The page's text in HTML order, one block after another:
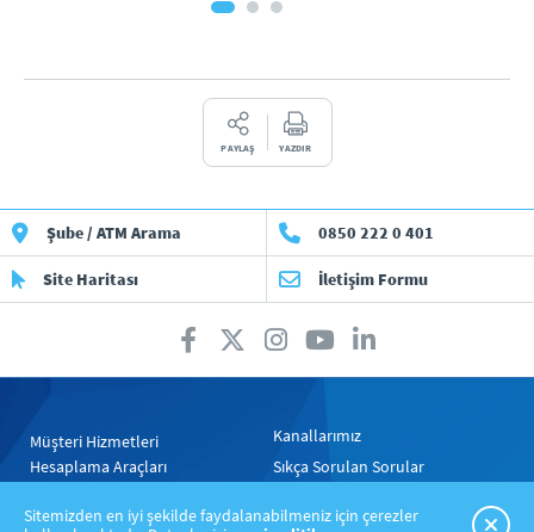
PAYLAŞ YAZDIR
Şube / ATM Arama 0850 222 0 401
Site Haritası İletişim Formu
Müşteri Hizmetleri
Kanallarımız
Hesaplama Araçları
Sıkça Sorulan Sorular
Sitemizden en iyi şekilde faydalanabilmeniz için çerezler